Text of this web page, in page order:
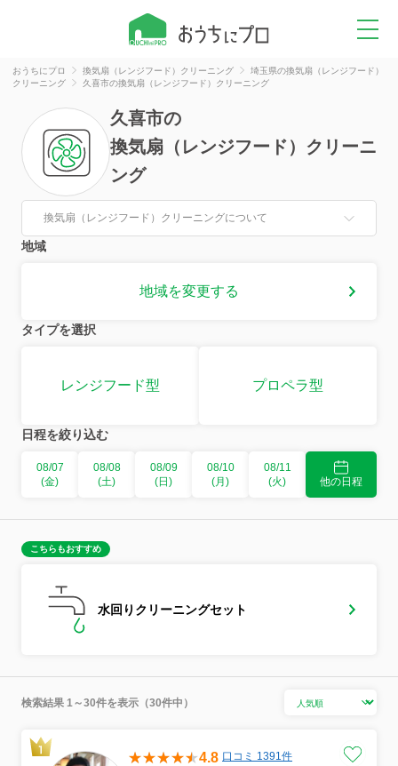
おうちにプロ 換気扇（レンジフード）クリーニング
埼玉県の換気扇（レンジフード）
クリーニング
久喜市の換気扇（レンジフード）クリーニング
久喜市の
換気扇（レンジフード）クリーニ
ング
換気扇（レンジフード）クリーニングについて
地域
地域を変更する
タイプを選択
レンジフード型 プロペラ型
日程を絞り込む
08/07
(金)
08/08
(土)
08/09
(日)
08/10
(月)
08/11
(火)
他の日程
こちらもおすすめ
水回りクリーニングセット
検索結果 1～30件を表示（30件中）
4.8 口コミ 1391件